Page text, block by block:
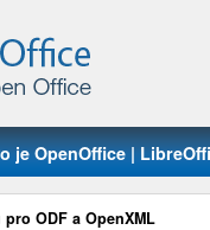
je OpenOffice |
ODF a OpenXML